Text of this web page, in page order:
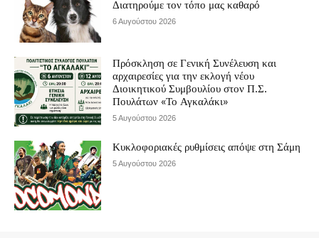
Διατηρούμε τον τόπο μας καθαρό
6 Αυγούστου 2026
Πρόσκληση σε Γενική Συνέλευση και
αρχαιρεσίες για την εκλογή νέου
Διοικητικού Συμβουλίου στον Π.Σ.
Πουλάτων «Το Αγκαλάκι»
5 Αυγούστου 2026
Κυκλοφοριακές ρυθμίσεις απόψε στη Σάμη
5 Αυγούστου 2026